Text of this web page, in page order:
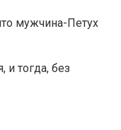
мужчина-Петух
тогда, без